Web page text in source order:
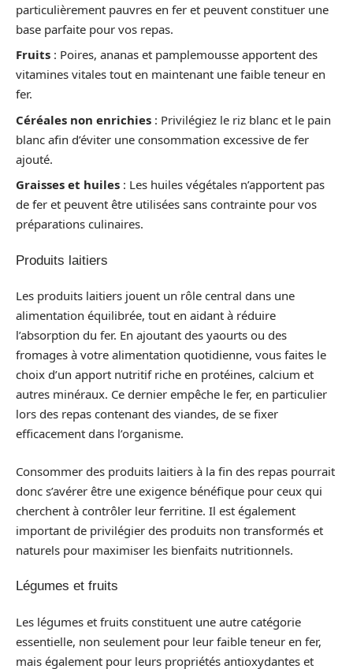
particulièrement pauvres en fer et peuvent constituer une
base parfaite pour vos repas.
Fruits : Poires, ananas et pamplemousse apportent des
vitamines vitales tout en maintenant une faible teneur en
fer.
Céréales non enrichies : Privilégiez le riz blanc et le pain
blanc afin d’éviter une consommation excessive de fer
ajouté.
Graisses et huiles : Les huiles végétales n’apportent pas
de fer et peuvent être utilisées sans contrainte pour vos
préparations culinaires.
Produits laitiers
Les produits laitiers jouent un rôle central dans une
alimentation équilibrée, tout en aidant à réduire
l’absorption du fer. En ajoutant des yaourts ou des
fromages à votre alimentation quotidienne, vous faites le
choix d’un apport nutritif riche en protéines, calcium et
autres minéraux. Ce dernier empêche le fer, en particulier
lors des repas contenant des viandes, de se fixer
efficacement dans l’organisme.
Consommer des produits laitiers à la fin des repas pourrait
donc s’avérer être une exigence bénéfique pour ceux qui
cherchent à contrôler leur ferritine. Il est également
important de privilégier des produits non transformés et
naturels pour maximiser les bienfaits nutritionnels.
Légumes et fruits
Les légumes et fruits constituent une autre catégorie
essentielle, non seulement pour leur faible teneur en fer,
mais également pour leurs propriétés antioxydantes et